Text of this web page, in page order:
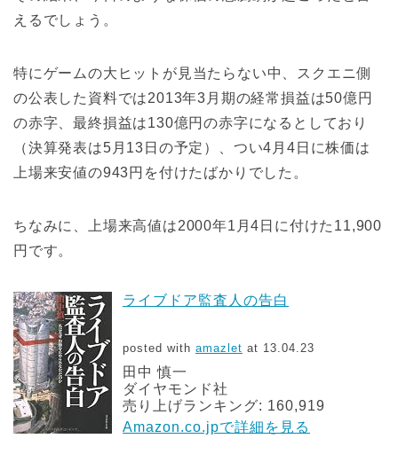
えるでしょう。
特にゲームの大ヒットが見当たらない中、スクエニ側
の公表した資料では2013年3月期の経常損益は50億円
の赤字、最終損益は130億円の赤字になるとしており
（決算発表は5月13日の予定）、つい4月4日に株価は
上場来安値の943円を付けたばかりでした。
ちなみに、上場来高値は2000年1月4日に付けた11,900
円です。
ライブドア監査人の告白
posted with amazlet at 13.04.23
田中 慎一
ダイヤモンド社
売り上げランキング: 160,919
Amazon.co.jpで詳細を見る